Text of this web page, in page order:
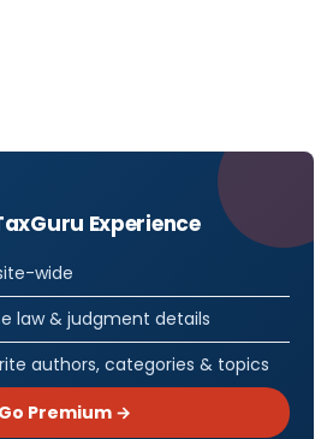
Experience
wide
law & judgment details
authors, categories & topics
Go Premium →